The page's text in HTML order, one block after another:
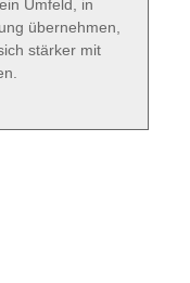
Umfeld, in
übernehmen,
stärker mit